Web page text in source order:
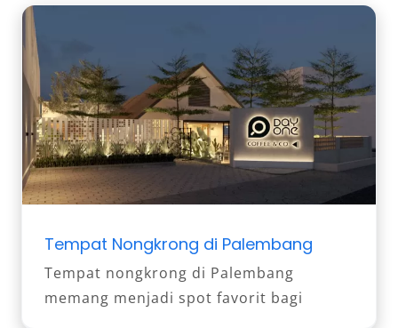
Tempat Nongkrong di Palembang
Tempat nongkrong di Palembang
memang menjadi spot favorit bagi